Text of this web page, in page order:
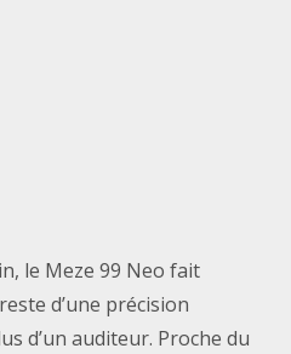
le Meze 99 Neo fait
d’une précision
d’un auditeur. Proche du